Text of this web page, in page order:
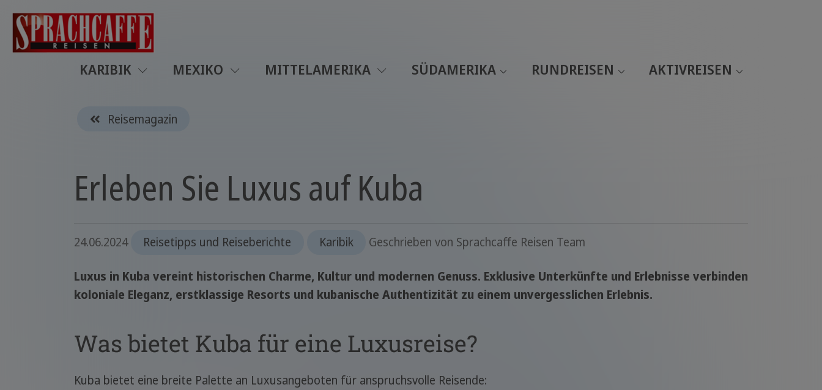
KARIBIK MEXIKO MITTELAMERIKA SÜDAMERIKA RUNDREISEN AKTIVREISEN
Reisemagazin
Erleben Sie Luxus auf Kuba
24.06.2024 Reisetipps und Reiseberichte Karibik Geschrieben von Sprachcaffe Reisen Team
Luxus in Kuba vereint historischen Charme, Kultur und modernen Genuss. Exklusive Unterkünfte und Erlebnisse verbinden
koloniale Eleganz, erstklassige Resorts und kubanische Authentizität zu einem unvergesslichen Erlebnis.
Was bietet Kuba für eine Luxusreise?
Kuba bietet eine breite Palette an Luxusangeboten für anspruchsvolle Reisende: